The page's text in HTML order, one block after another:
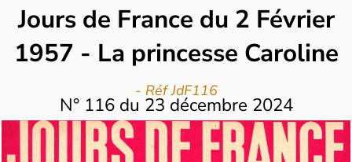
Jours de France du 2 Février
1957 - La princesse Caroline
- Réf JdF116
N° 116du 23 décembre 2024